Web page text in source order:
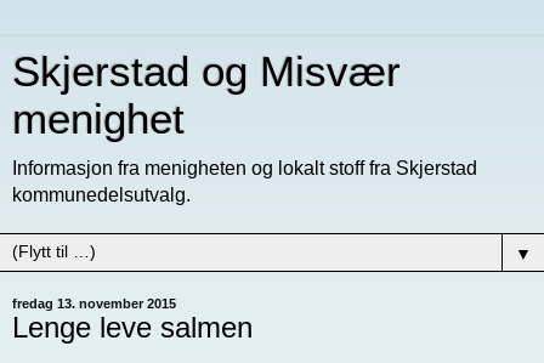
Skjerstad og Misvær
menighet
Informasjon fra menigheten og lokalt stoff fra Skjerstad
kommunedelsutvalg.
▼
fredag 13. november 2015
Lenge leve salmen